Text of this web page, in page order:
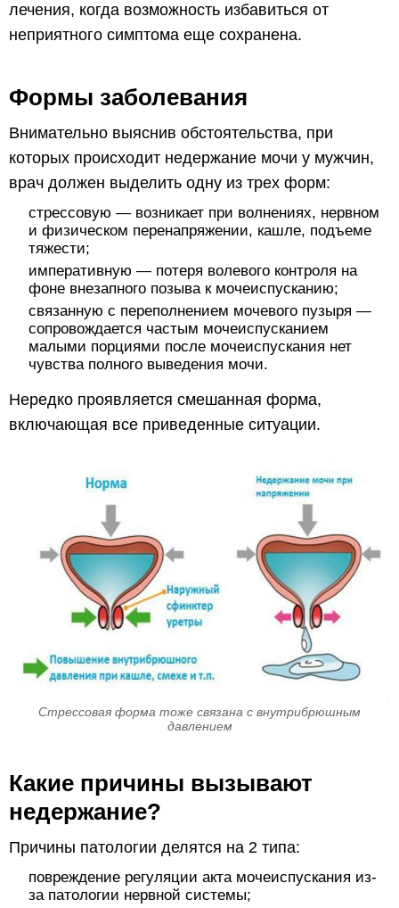
лечения, когда возможность избавиться от
неприятного симптома еще сохранена.
Формы заболевания
Внимательно выяснив обстоятельства, при
которых происходит недержание мочи у мужчин,
врач должен выделить одну из трех форм:
стрессовую — возникает при волнениях, нервном
и физическом перенапряжении, кашле, подъеме
тяжести;
императивную — потеря волевого контроля на
фоне внезапного позыва к мочеиспусканию;
связанную с переполнением мочевого пузыря —
сопровождается частым мочеиспусканием
малыми порциями после мочеиспускания нет
чувства полного выведения мочи.
Нередко проявляется смешанная форма,
включающая все приведенные ситуации.
Стрессовая форма тоже связана с внутрибрюшным
давлением
Какие причины вызывают
недержание?
Причины патологии делятся на 2 типа:
повреждение регуляции акта мочеиспускания из-
за патологии нервной системы;